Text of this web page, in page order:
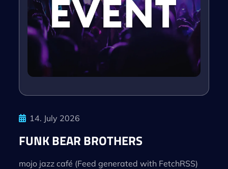
14. July 2026
FUNK BEAR BROTHERS
mojo jazz café (Feed generated with FetchRSS)